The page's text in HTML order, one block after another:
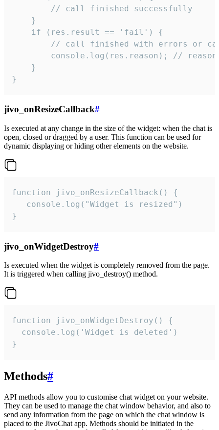
        // call finished successfully
    }
    if (res.result == 'fail') {
// call finished with errors or
console.log(res.reason); //
    }
}
jivo_onResizeCallback#
Is executed at any change in the size of the widget: when the chat is
open, closed or dragged by a user. This function can be used for
dynamic displaying or hiding other elements on the website.
function jivo_onResizeCallback() {
   console.log("Widget is resized")
}
jivo_onWidgetDestroy#
Is executed when the widget is completely removed from the page.
It is triggered when calling jivo_destroy() method.
function jivo_onWidgetDestroy() {
  console.log('Widget is deleted')
}
Methods#
API methods allow you to customise chat widget on your website.
They can be used to manage the chat window behavior, and also to
send any information from the page on which the chat window is
placed to the JivoChat app. Methods should be initiated in the